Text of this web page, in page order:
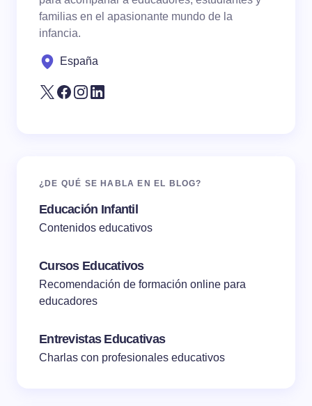
familias en el apasionante mundo de la
infancia.
España
¿DE QUÉ SE HABLA EN EL BLOG?
Educación Infantil
Contenidos educativos
Cursos Educativos
Recomendación de formación online para
educadores
Entrevistas Educativas
Charlas con profesionales educativos